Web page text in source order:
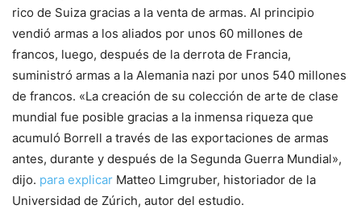
rico de Suiza gracias a la venta de armas. Al principio
vendió armas a los aliados por unos 60 millones de
francos, luego, después de la derrota de Francia,
suministró armas a la Alemania nazi por unos 540 millones
de francos. «La creación de su colección de arte de clase
mundial fue posible gracias a la inmensa riqueza que
acumuló Borrell a través de las exportaciones de armas
antes, durante y después de la Segunda Guerra Mundial»,
dijo. para explicar Matteo Limgruber, historiador de la
Universidad de Zúrich, autor del estudio.